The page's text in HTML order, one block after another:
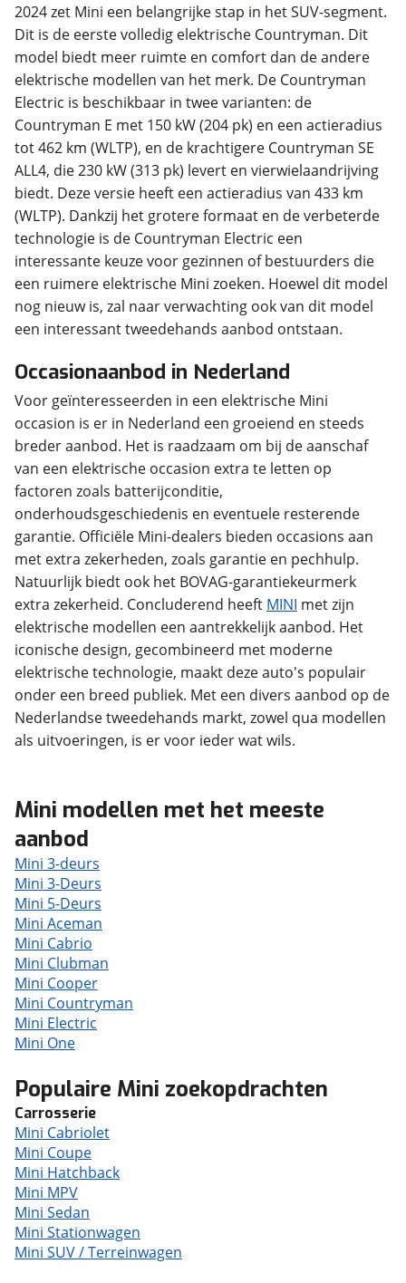
2024 zet Mini een belangrijke stap in het SUV-segment.
Dit is de eerste volledig elektrische Countryman. Dit
model biedt meer ruimte en comfort dan de andere
elektrische modellen van het merk. De Countryman
Electric is beschikbaar in twee varianten: de
Countryman E met 150 kW (204 pk) en een actieradius
tot 462 km (WLTP), en de krachtigere Countryman SE
ALL4, die 230 kW (313 pk) levert en vierwielaandrijving
biedt. Deze versie heeft een actieradius van 433 km
(WLTP). Dankzij het grotere formaat en de verbeterde
technologie is de Countryman Electric een
interessante keuze voor gezinnen of bestuurders die
een ruimere elektrische Mini zoeken. Hoewel dit model
nog nieuw is, zal naar verwachting ook van dit model
een interessant tweedehands aanbod ontstaan.
Occasionaanbod in Nederland
Voor geïnteresseerden in een elektrische Mini
occasion is er in Nederland een groeiend en steeds
breder aanbod. Het is raadzaam om bij de aanschaf
van een elektrische occasion extra te letten op
factoren zoals batterijconditie,
onderhoudsgeschiedenis en eventuele resterende
garantie. Officiële Mini-dealers bieden occasions aan
met extra zekerheden, zoals garantie en pechhulp.
Natuurlijk biedt ook het BOVAG-garantiekeurmerk
extra zekerheid. Concluderend heeft MINI met zijn
elektrische modellen een aantrekkelijk aanbod. Het
iconische design, gecombineerd met moderne
elektrische technologie, maakt deze auto's populair
onder een breed publiek. Met een divers aanbod op de
Nederlandse tweedehands markt, zowel qua modellen
als uitvoeringen, is er voor ieder wat wils.
Mini modellen met het meeste
aanbod
Mini 3-deurs
Mini 3-Deurs
Mini 5-Deurs
Mini Aceman
Mini Cabrio
Mini Clubman
Mini Cooper
Mini Countryman
Mini Electric
Mini One
Populaire Mini zoekopdrachten
Carrosserie
Mini Cabriolet
Mini Coupe
Mini Hatchback
Mini MPV
Mini Sedan
Mini Stationwagen
Mini SUV / Terreinwagen